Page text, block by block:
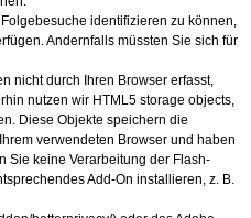
identifizieren zu können,
Andernfalls müssten Sie sich für
nicht durch Ihren Browser erfasst,
nutzen wir HTML5 storage objects,
Diese Objekte speichern die
verwendeten Browser und haben
Sie keine Verarbeitung der Flash-
Add-On installieren, z. B.